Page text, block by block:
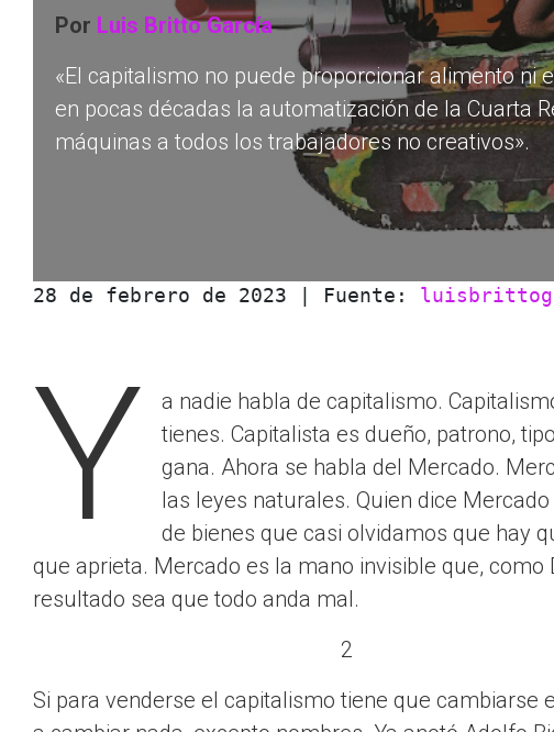
Por Luis Britto García
«El capitalismo no puede proporcionar alimento ni
en pocas décadas la automatización de la Cuarta
máquinas a todos los trabajadores no creativos».
28 de febrero de 2023 | Fuente:
Y
a nadie habla de capitalismo.
tienes. Capitalista es dueño, patrono,
gana. Ahora se habla del Mercado.
las leyes naturales. Quien dice
de bienes que casi olvidamos que hay
que aprieta. Mercado es la mano invisible que,
resultado sea que todo anda mal.
2
Si para venderse el capitalismo tiene que cambiarse